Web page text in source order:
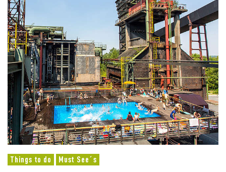
Things to do Must See´s